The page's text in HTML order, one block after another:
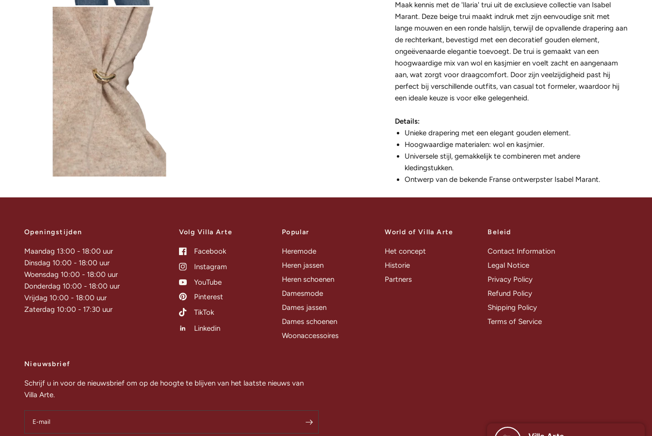
Maak kennis met de 'Ilaria' trui uit de exclusieve collectie van Isabel
Marant. Deze beige trui maakt indruk met zijn eenvoudige snit met
lange mouwen en een ronde halslijn, terwijl de opvallende drapering aan
de rechterkant, bevestigd met een decoratief gouden element,
ongeëvenaarde elegantie toevoegt. De trui is gemaakt van een
hoogwaardige mix van wol en kasjmier en voelt zacht en aangenaam
aan, wat zorgt voor draagcomfort. Door zijn veelzijdigheid past hij
perfect bij verschillende outfits, van casual tot formeler, waardoor hij
een ideale keuze is voor elke gelegenheid.
Details:
Unieke drapering met een elegant gouden element.
Hoogwaardige materialen: wol en kasjmier.
Universele stijl, gemakkelijk te combineren met andere
kledingstukken.
Ontwerp van de bekende Franse ontwerpster Isabel Marant.
Openingstijden
Maandag 13:00 - 18:00 uur
Dinsdag 10:00 - 18:00 uur
Woensdag 10:00 - 18:00 uur
Donderdag 10:00 - 18:00 uur
Vrijdag 10:00 - 18:00 uur
Zaterdag 10:00 - 17:30 uur
Volg Villa Arte
Facebook
Instagram
YouTube
Pinterest
TikTok
Linkedin
Popular
Heremode
Heren jassen
Heren schoenen
Damesmode
Dames jassen
Dames schoenen
Woonaccessoires
World of Villa Arte
Het concept
Historie
Partners
Beleid
Contact Information
Legal Notice
Privacy Policy
Refund Policy
Shipping Policy
Terms of Service
Nieuwsbrief
Schrijf u in voor de nieuwsbrief om op de hoogte te blijven van het laatste nieuws van
Villa Arte.
E‑mail